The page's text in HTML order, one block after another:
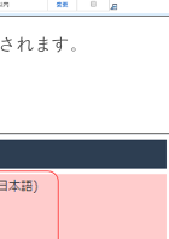
れます。